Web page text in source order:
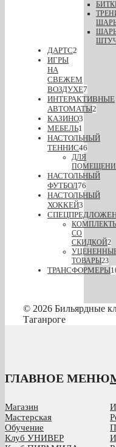
ДАРТС2
ИГРЫ
НА
СВЕЖЕМ
ВОЗДУХЕ7
ИНТЕРАКТИВНЫЕ
АВТОМАТЫ2
КАЗИНО3
МЕБЕЛЬ1
НАСТОЛЬНЫЙ
ТЕННИС46
ДЛЯ
НАСТОЛЬНЫЙ
ФУТБОЛ76
НАСТОЛЬНЫЙ
ХОККЕЙ3
СО
СКИДКОЙ2
ТОВАРЫ23
ТРАНСФОРМЕРЫ
© 2026 Бильярдные
Таганроге
ГЛАВНОЕ МЕНЮ
Магазин
Мастерская
Обучение
Клуб УНИВЕР